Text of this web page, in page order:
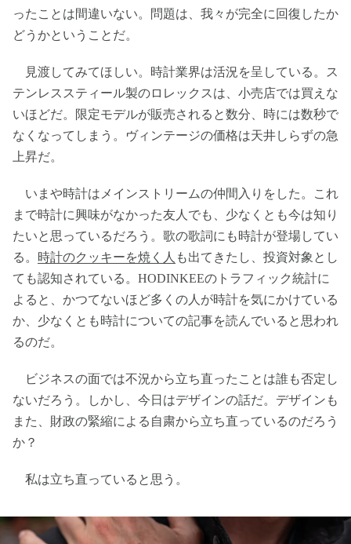
ったことは間違いない。問題は、我々が完全に回復したか
どうかということだ。
見渡してみてほしい。時計業界は活況を呈している。ス
テンレススティール製のロレックスは、小売店では買えな
いほどだ。限定モデルが販売されると数分、時には数秒で
なくなってしまう。ヴィンテージの価格は天井しらずの急
上昇だ。
いまや時計はメインストリームの仲間入りをした。これ
まで時計に興味がなかった友人でも、少なくとも今は知り
たいと思っているだろう。歌の歌詞にも時計が登場してい
る。 時計のクッキーを焼く人 も出てきたし、投資対象とし
ても認知されている。HODINKEEのトラフィック統計に
よると、かつてないほど多くの人が時計を気にかけている
か、少なくとも時計についての記事を読んでいると思われ
るのだ。
ビジネスの面では不況から立ち直ったことは誰も否定し
ないだろう。しかし、今日はデザインの話だ。デザインも
また、財政の緊縮による自粛から立ち直っているのだろう
か？
私は立ち直っていると思う。